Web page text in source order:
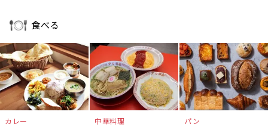
食べる
カレー 中華料理 パン